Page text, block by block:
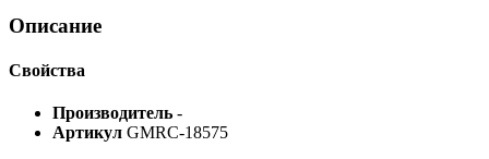
Описание
Свойства
Производитель -
Артикул GMRC-18575